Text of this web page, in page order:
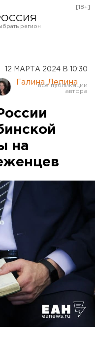
Курган
[18+]
12 МАРТА 2024 В 10:30
Галина Лепина
на